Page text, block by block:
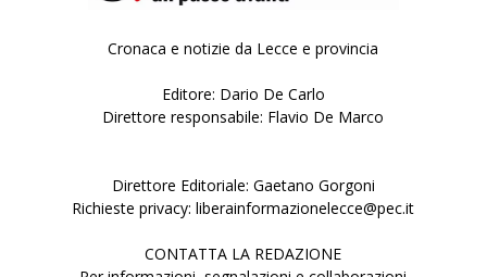
Cronaca e notizie da Lecce e provincia
Editore: Dario De Carlo
Direttore responsabile: Flavio De Marco
Direttore Editoriale: Gaetano Gorgoni
Richieste privacy: liberainformazionelecce@pec.it
CONTATTA LA REDAZIONE